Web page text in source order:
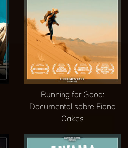
Running for Good:
Documental sobre Fiona
Oakes